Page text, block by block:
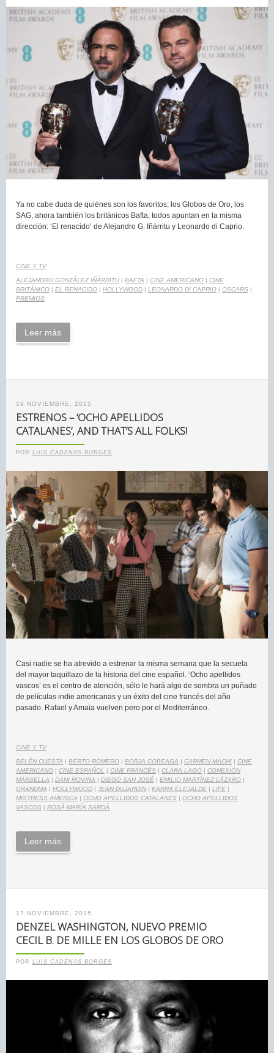
Ya no cabe duda de quiénes son los favoritos; los Globos de Oro, los
SAG, ahora también los británicos Bafta, todos apuntan en la misma
dirección: ‘El renacido’ de Alejandro G. Iñárritu y Leonardo di Caprio.
CINE Y TV
ALEJANDRO GONZÁLEZ IÑÁRRITU | BAFTA | CINE AMERICANO | CINE
BRITÁNICO | EL RENACIDO | HOLLYWOOD | LEONARDO DI CAPRIO | OSCARS |
PREMIOS
Leer más
19 NOVIEMBRE, 2015
ESTRENOS – ‘OCHO APELLIDOS
CATALANES’, AND THAT’S ALL FOLKS!
POR LUIS CADENAS BORGES
Casi nadie se ha atrevido a estrenar la misma semana que la secuela
del mayor taquillazo de la historia del cine español. ‘Ocho apellidos
vascos’ es el centro de atención, sólo le hará algo de sombra un puñado
de películas indie americanas y un éxito del cine francés del año
pasado. Rafael y Amaia vuelven pero por el Mediterráneo.
CINE Y TV
BELÉN CUESTA BERTO ROMERO BORJA COBEAGA CARMEN MACHI
CINE
AMERICANO
CINE ESPAÑOL CINE FRANCÉS CLARA LAGO
CONEXIÓN
MARSELLA
DANI ROVIRA DIEGO SAN JOSÉ EMILIO MARTÍNEZ LÁZARO
GRANDMA
HOLLYWOOD JEAN DUJARDIN KARRA ELEJALDE LIFE
MISTRESS AMERICA
OCHO APELLIDOS CATALANES
OCHO APELLIDOS
VASCOS
ROSÁ MARÍA SARDÁ
Leer más
17 NOVIEMBRE, 2015
DENZEL WASHINGTON, NUEVO PREMIO
CECIL B. DE MILLE EN LOS GLOBOS DE ORO
POR LUIS CADENAS BORGES